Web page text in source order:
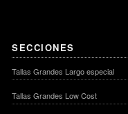
SECCIONES
Tallas Grandes Largo especial
Tallas Grandes Low Cost